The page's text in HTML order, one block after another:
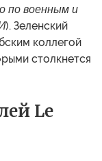
по военным и
). Зеленский
коллегой
столкнется
Le